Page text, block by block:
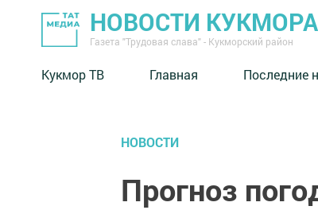
НОВОСТИ КУКМОРА
Газета "Трудовая слава" - Кукморский район
Кукмор ТВ Главная Последние
НОВОСТИ
Прогноз